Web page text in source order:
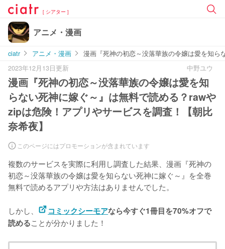
[ シアター ]
アニメ・漫画
ciatr アニメ・漫画
漫画『死神の初恋～没落華族の令嬢は愛を知ら
2023年12月13日更新
中野ユウ
漫画『死神の初恋～没落華族の令嬢は愛を知
らない死神に嫁ぐ～』は無料で読める？rawや
zipは危険！アプリやサービスを調査！【朝比
奈希夜】
このページにはプロモーションが含まれています
複数のサービスを実際に利用し調査した結果、漫画『死神の
初恋～没落華族の令嬢は愛を知らない死神に嫁ぐ～』を全巻
無料で読めるアプリや方法はありませんでした。
しかし、 コミックシーモアなら今すぐ1冊目を70%オフで
読めることが分かりました！